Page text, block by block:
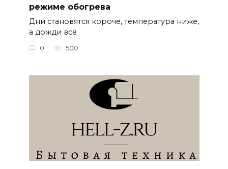
режиме обогрева
Дни становятся короче, температура ниже,
а дожди всё
0 500